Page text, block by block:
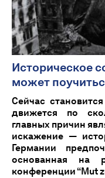
Историческое
может
Сейчас
движется по
главных причин
искажение —
Германии
основанная на
конференции “Mut